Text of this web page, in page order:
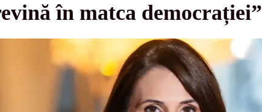
în matca democrației”